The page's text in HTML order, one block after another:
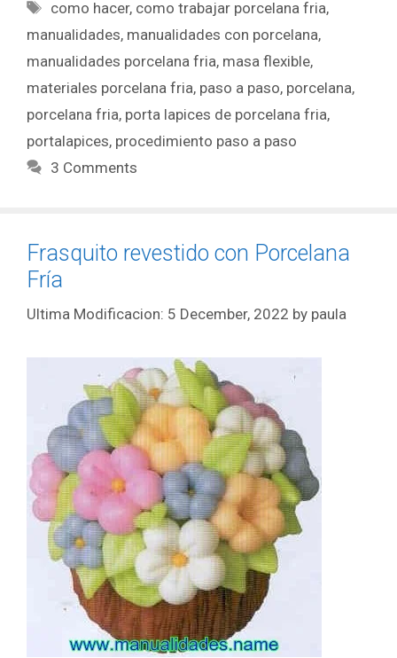
como hacer, como trabajar porcelana fria,
manualidades, manualidades con porcelana,
manualidades porcelana fria, masa flexible,
materiales porcelana fria, paso a paso, porcelana,
porcelana fria, porta lapices de porcelana fria,
portalapices, procedimiento paso a paso
3 Comments
Frasquito revestido con Porcelana
Fría
5 December, 2022 by paula